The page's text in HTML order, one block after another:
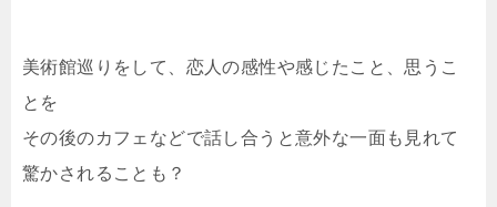
美術館巡りをして、恋人の感性や感じたこと、思うこ
とを
その後のカフェなどで話し合うと意外な一面も見れて
驚かされることも？